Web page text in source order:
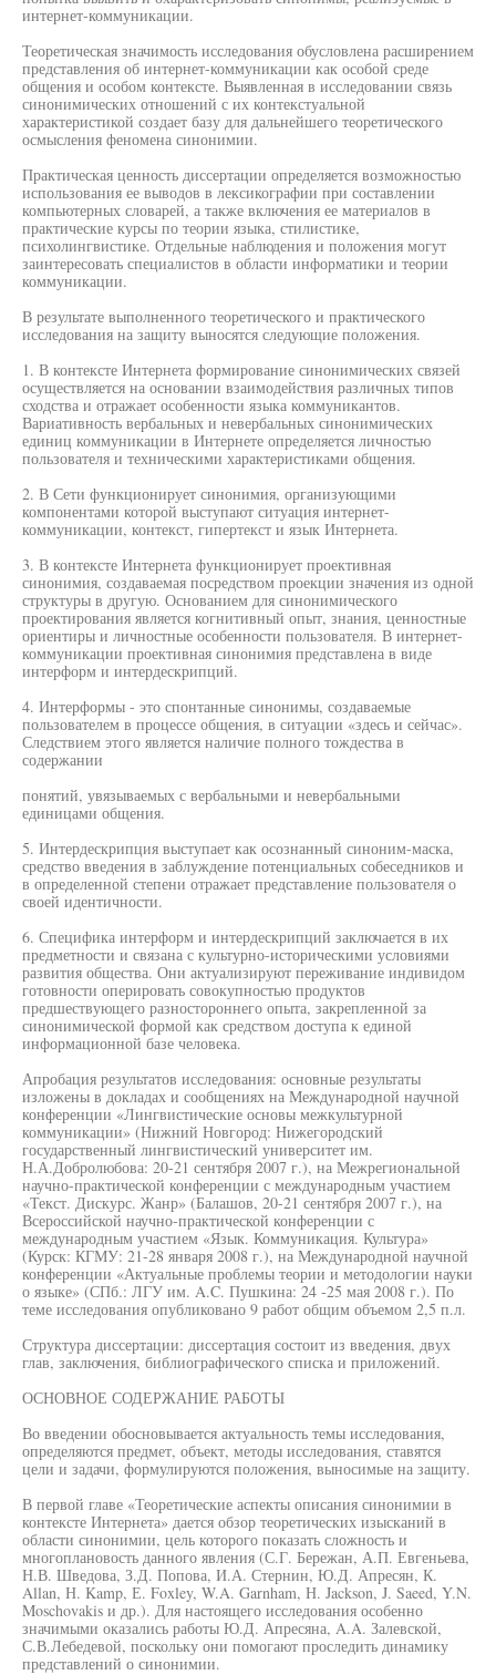
интернет-коммуникации.
Теоретическая значимость исследования обусловлена расширением
представления об интернет-коммуникации как особой среде
общения и особом контексте. Выявленная в исследовании связь
синонимических отношений с их контекстуальной
характеристикой создает базу для дальнейшего теоретического
осмысления феномена синонимии.
Практическая ценность диссертации определяется возможностью
использования ее выводов в лексикографии при составлении
компьютерных словарей, а также включения ее материалов в
практические курсы по теории языка, стилистике,
психолингвистике. Отдельные наблюдения и положения могут
заинтересовать специалистов в области информатики и теории
коммуникации.
В результате выполненного теоретического и практического
исследования на защиту выносятся следующие положения.
1. В контексте Интернета формирование синонимических связей
осуществляется на основании взаимодействия различных типов
сходства и отражает особенности языка коммуникантов.
Вариативность вербальных и невербальных синонимических
единиц коммуникации в Интернете определяется личностью
пользователя и техническими характеристиками общения.
2. В Сети функционирует синонимия, организующими
компонентами которой выступают ситуация интернет-
коммуникации, контекст, гипертекст и язык Интернета.
3. В контексте Интернета функционирует проективная
синонимия, создаваемая посредством проекции значения из одной
структуры в другую. Основанием для синонимического
проектирования является когнитивный опыт, знания, ценностные
ориентиры и личностные особенности пользователя. В интернет-
коммуникации проективная синонимия представлена в виде
интерформ и интердескрипций.
4. Интерформы - это спонтанные синонимы, создаваемые
пользователем в процессе общения, в ситуации «здесь и сейчас».
Следствием этого является наличие полного тождества в
содержании
понятий, увязываемых с вербальными и невербальными
единицами общения.
5. Интердескрипция выступает как осознанный синоним-маска,
средство введения в заблуждение потенциальных собеседников и
в определенной степени отражает представление пользователя о
своей идентичности.
6. Специфика интерформ и интердескрипций заключается в их
предметности и связана с культурно-историческими условиями
развития общества. Они актуализируют переживание индивидом
готовности оперировать совокупностью продуктов
предшествующего разностороннего опыта, закрепленной за
синонимической формой как средством доступа к единой
информационной базе человека.
Апробация результатов исследования: основные результаты
изложены в докладах и сообщениях на Международной научной
конференции «Лингвистические основы межкультурной
коммуникации» (Нижний Новгород: Нижегородский
государственный лингвистический университет им.
Н.А.Добролюбова: 20-21 сентября 2007 г.), на Межрегиональной
научно-практической конференции с международным участием
«Текст. Дискурс. Жанр» (Балашов, 20-21 сентября 2007 г.), на
Всероссийской научно-практической конференции с
международным участием «Язык. Коммуникация. Культура»
(Курск: КГМУ: 21-28 января 2008 г.), на Международной научной
конференции «Актуальные проблемы теории и методологии науки
о языке» (СПб.: ЛГУ им. A.C. Пушкина: 24 -25 мая 2008 г.). По
теме исследования опубликовано 9 работ общим объемом 2,5 п.л.
Структура диссертации: диссертация состоит из введения, двух
глав, заключения, библиографического списка и приложений.
ОСНОВНОЕ СОДЕРЖАНИЕ РАБОТЫ
Во введении обосновывается актуальность темы исследования,
определяются предмет, объект, методы исследования, ставятся
цели и задачи, формулируются положения, выносимые на защиту.
В первой главе «Теоретические аспекты описания синонимии в
контексте Интернета» дается обзор теоретических изысканий в
области синонимии, цель которого показать сложность и
многоплановость данного явления (С.Г. Бережан, А.П. Евгеньева,
Н.В. Шведова, З.Д. Попова, И.А. Стернин, Ю.Д. Апресян, К.
Allan, Н. Kamp, Е. Foxley, W.A. Garnham, Н. Jackson, J. Saeed, Y.N.
Moschovakis и др.). Для настоящего исследования особенно
значимыми оказались работы Ю.Д. Апресяна, A.A. Залевской,
С.В.Лебедевой, поскольку они помогают проследить динамику
представлений о синонимии.